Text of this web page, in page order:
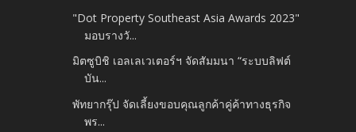
"Dot Property Southeast Asia Awards 2023"
มอบรางวั...
มิตซูบิชิ เอลเลเวเตอร์ฯ จัดสัมมนา “ระบบลิฟต์
บัน...
พัทยากรุ๊ป จัดเลี้ยงขอบคุณลูกค้าคู่ค้าทางธุรกิจ
พร...